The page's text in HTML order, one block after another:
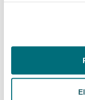
der EU,
Inhalte
deiner Präferenzen.
ändern. Weitere